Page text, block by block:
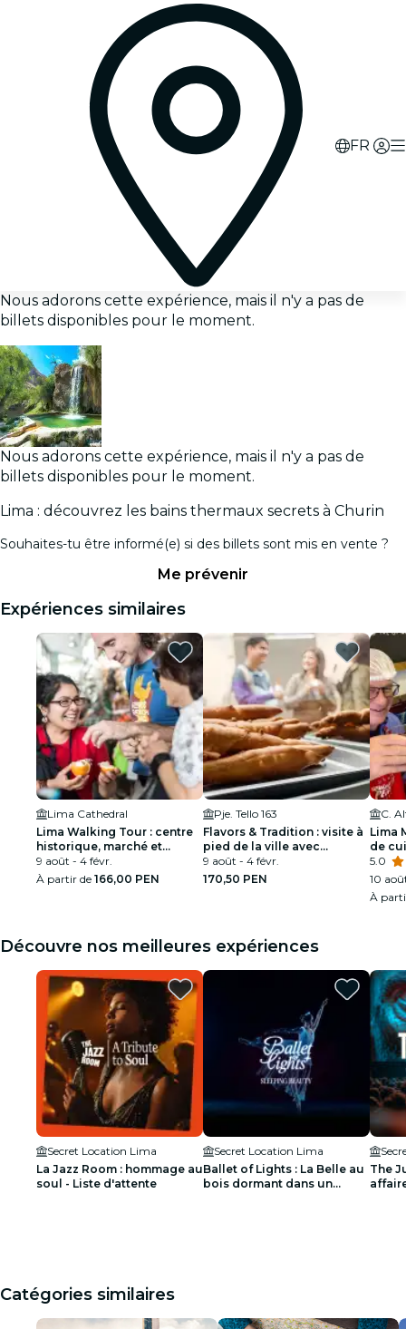
FR
Nous adorons cette expérience, mais il n'y a pas de
billets disponibles pour le moment.
Nous adorons cette expérience, mais il n'y a pas de
billets disponibles pour le moment.
Lima : découvrez les bains thermaux secrets à Churin
Souhaites-tu être informé(e) si des billets sont mis en vente ?
Me prévenir
Expériences similaires
Lima Cathedral
Lima Walking Tour : centre
historique, marché et
monastère
9 août - 4 févr.
À partir de 166,00 PEN
Pje. Tello 163
Flavors & Tradition : visite à
pied de la ville avec
dégustation de nourriture
9 août - 4 févr.
170,50 PEN
C.
Lima
de
Sour
5.0
10
À
Découvre nos meilleures expériences
Secret Location Lima
La Jazz Room : hommage au
soul - Liste d'attente
Secret Location Lima
Ballet of Lights : La Belle au
bois dormant dans un
The
Catégories similaires